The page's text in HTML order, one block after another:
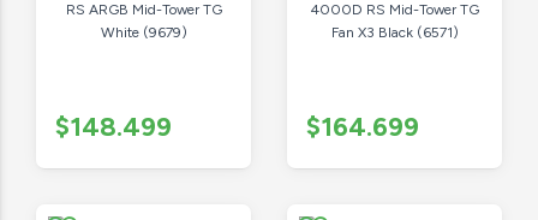
RS ARGB Mid-Tower TG
White (9679)
$148.499
4000D RS Mid-Tower TG
Fan X3 Black (6571)
$164.699